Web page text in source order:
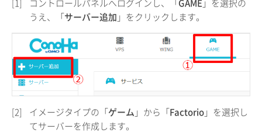
[1] コントロールパネルへログインし、「GAME」を選択の
うえ、「サーバー追加 」をクリックします。
[2] イメージタイプの「ゲーム 」から「Factorio」を選択し
てサーバーを作成します。